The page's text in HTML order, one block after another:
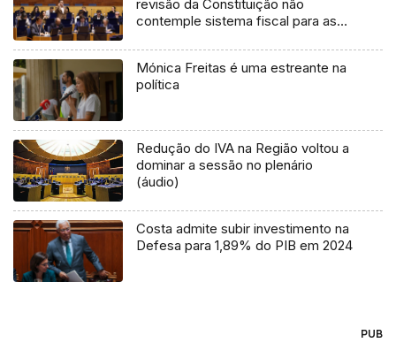
revisão da Constituição não
contemple sistema fiscal para as
Mónica Freitas é uma estreante na
política
Redução do IVA na Região voltou a
dominar a sessão no plenário
(áudio)
Costa admite subir investimento na
Defesa para 1,89% do PIB em 2024
PUB